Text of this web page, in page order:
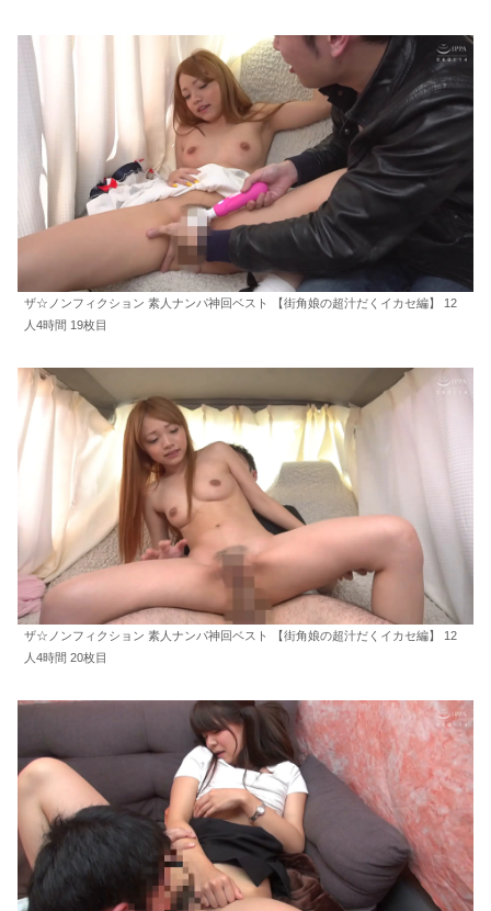
ザ☆ノンフィクション 素人ナンパ神回ベスト 【街角娘の超汁だくイカセ編】 12
人4時間 19枚目
ザ☆ノンフィクション 素人ナンパ神回ベスト 【街角娘の超汁だくイカセ編】 12
人4時間 20枚目